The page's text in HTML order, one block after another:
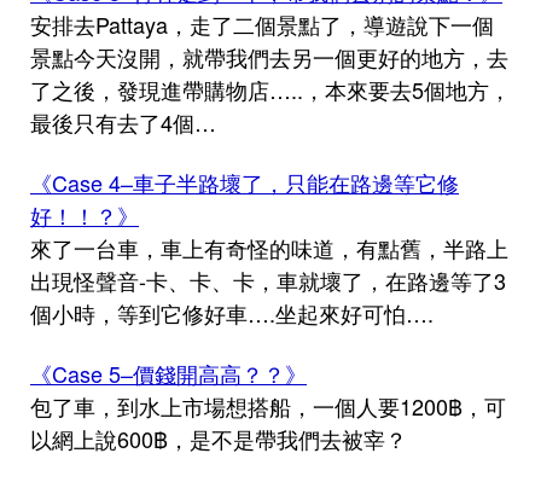
安排去Pattaya，走了二個景點了，導遊說下一個
景點今天沒開，就帶我們去另一個更好的地方，去
了之後，發現進帶購物店…..，本來要去5個地方，
最後只有去了4個…
《Case 4–車子半路壞了，只能在路邊等它修
好！！？》
來了一台車，車上有奇怪的味道，有點舊，半路上
出現怪聲音-卡、卡、卡，車就壞了，在路邊等了3
個小時，等到它修好車….坐起來好可怕….
《Case 5–價錢開高高？？》
包了車，到水上市場想搭船，一個人要1200฿，可
以網上說600฿，是不是帶我們去被宰？